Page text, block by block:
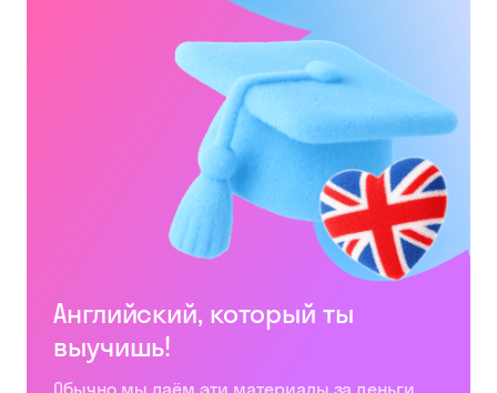
Английский, который ты
выучишь!
Обычно мы даём эти материалы за деньги.